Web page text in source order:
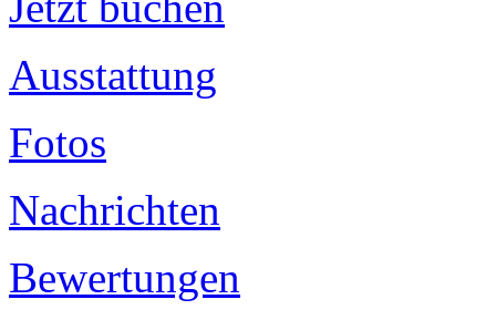
Ausstattung
Fotos
Nachrichten
Bewertungen